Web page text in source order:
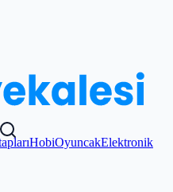
HobiOyuncakElektronik